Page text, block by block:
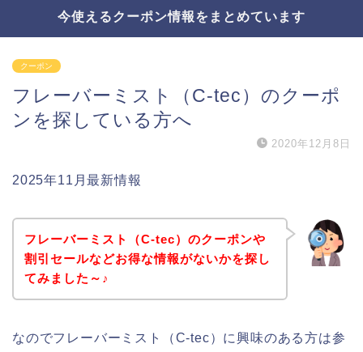
今使えるクーポン情報をまとめています
クーポン
フレーバーミスト（C-tec）のクーポ
ンを探している方へ
2020年12月8日
2025年11月最新情報
フレーバーミスト（C-tec）のクーポンや
割引セールなどお得な情報がないかを探し
てみました～♪
なのでフレーバーミスト（C-tec）に興味のある方は参